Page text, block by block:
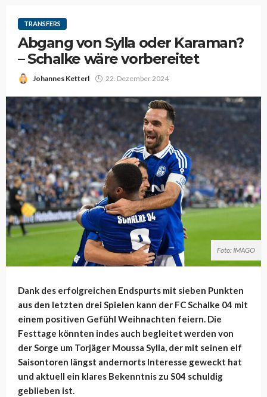
TRANSFERS
Abgang von Sylla oder Karaman?
– Schalke wäre vorbereitet
Johannes Ketterl 22. Dezember 2024
Foto: IMAGO
Dank des erfolgreichen Endspurts mit sieben Punkten
aus den letzten drei Spielen kann der FC Schalke 04 mit
einem positiven Gefühl Weihnachten feiern. Die
Festtage könnten indes auch begleitet werden von
der Sorge um Torjäger Moussa Sylla, der mit seinen elf
Saisontoren längst andernorts lnteresse geweckt hat
und aktuell ein klares Bekenntnis zu S04 schuldig
geblieben ist.